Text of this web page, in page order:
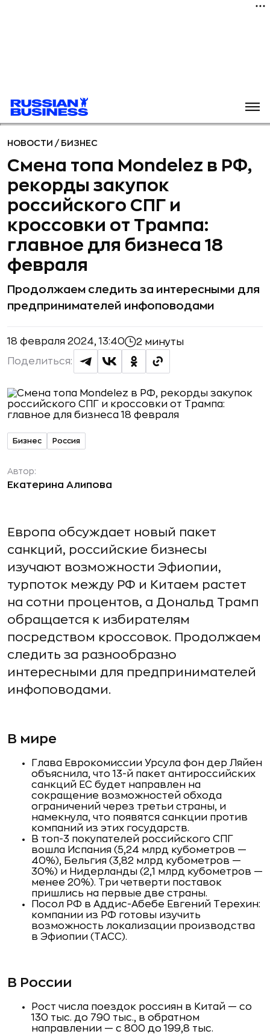
НОВОСТИ / БИЗНЕС
Смена топа Mondelez в РФ,
рекорды закупок
российского СПГ и
кроссовки от Трампа:
главное для бизнеса 18
февраля
Продолжаем следить за интересными для
предпринимателей инфоповодами
18 февраля 2024, 13:40 2 минуты
Поделиться:
Бизнес Россия
Автор:
Екатерина Алипова
Европа обсуждает новый пакет
санкций, российские бизнесы
изучают возможности Эфиопии,
турпоток между РФ и Китаем растет
на сотни процентов, а Дональд Трамп
обращается к избирателям
посредством кроссовок. Продолжаем
следить за разнообразно
интересными для предпринимателей
инфоповодами.
В мире
Глава Еврокомиссии Урсула фон дер Ляйен
объяснила, что 13-й пакет антироссийских
санкций ЕС будет направлен на
сокращение возможностей обхода
ограничений через третьи страны, и
намекнула, что появятся санкции против
компаний из этих государств.
В топ-3 покупателей российского СПГ
вошла Испания (5,24 млрд кубометров —
40%), Бельгия (3,82 млрд кубометров —
30%) и Нидерланды (2,1 млрд кубометров —
менее 20%). Три четверти поставок
пришлись на первые две страны.
Посол РФ в Аддис-Абебе Евгений Терехин:
компании из РФ готовы изучить
возможность локализации производства
в Эфиопии (ТАСС).
В России
Рост числа поездок россиян в Китай — со
130 тыс. до 790 тыс., в обратном
направлении — с 800 до 199,8 тыс.